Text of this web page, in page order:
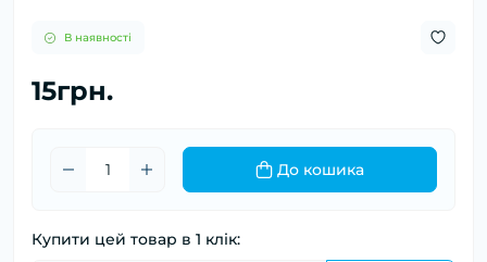
В наявності
15грн.
До кошика
Купити цей товар в 1 клік: